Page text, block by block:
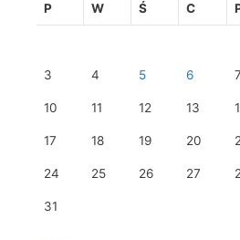
P W Ś C
3 4 5 6 7
10 11 12 13
17 18 19 20
24 25 26 27
31